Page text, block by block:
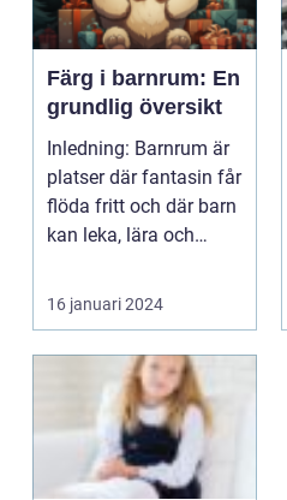
Färg i barnrum: En
grundlig översikt
Inledning: Barnrum är
platser där fantasin får
flöda fritt och där barn
kan leka, lära och
16 januari 2024